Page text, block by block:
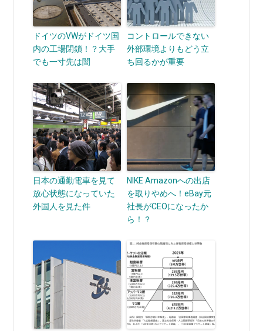
ドイツのVWがドイツ国
内の工場閉鎖！？大手
でも一寸先は闇
コントロールできない
外部環境よりもどう立
ち回るかが重要
日本の通勤電車を見て
放心状態になっていた
外国人を見た件
NIKE Amazonへの出店
を取りやめへ！eBay元
社長がCEOになったか
ら！？